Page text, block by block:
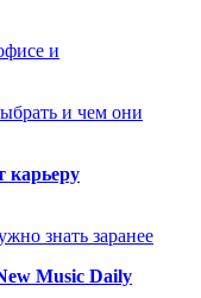
и
и чем они
карьеру
знать заранее
Music Daily